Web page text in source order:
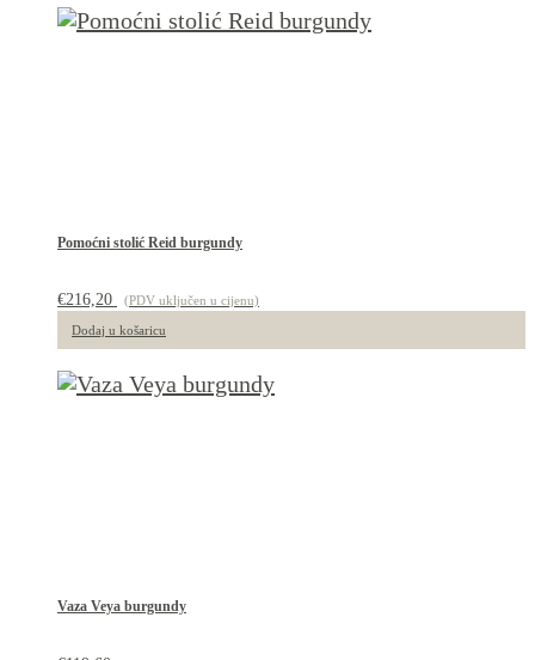
Pomoćni stolić Reid burgundy
€216,20 (PDV uključen u cijenu)
Dodaj u košaricu
Vaza Veya burgundy